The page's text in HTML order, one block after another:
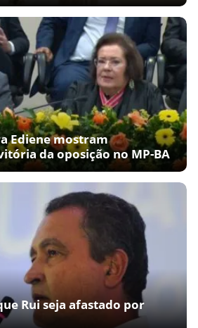
Ediene mostram
da oposição no MP-BA
Rui seja afastado por